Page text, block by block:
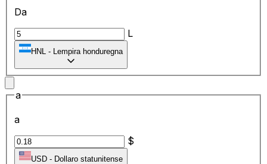
Da
L
HNL - Lempira honduregna
a
a
$
USD - Dollaro statunitense